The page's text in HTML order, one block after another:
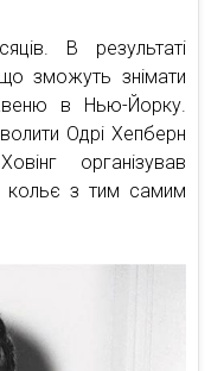
В результаті
зможуть знімати
в Нью-Йорку.
Одрі Хепберн
організував
кольє з тим самим